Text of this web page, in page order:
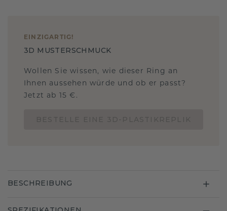
EINZIGARTIG !
3D MUSTERSCHMUCK
Wollen Sie wissen, wie dieser Ring an
Ihnen aussehen würde und ob er passt?
Jetzt ab 15 €.
BESCHREIBUNG